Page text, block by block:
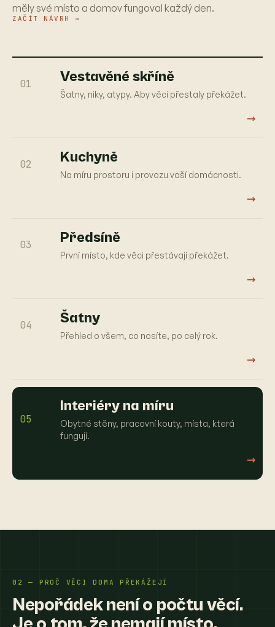
měly své místo a domov fungoval každý den.
ZAČÍT NÁVRH →
01 Vestavěné skříně
Šatny, niky, atypy. Aby věci přestaly překážet.
→
02 Kuchyně
Na míru prostoru i provozu vaší domácnosti.
→
03 Předsíně
První místo, kde věci přestávají překážet.
→
04 Šatny
Přehled o všem, co nosíte, po celý rok.
→
05
Interiéry na míru
Obytné stěny, pracovní kouty, místa, která
fungují.
→
02 — PROČ VĚCI DOMA PŘEKÁŽEJÍ
Nepořádek není o počtu věcí.